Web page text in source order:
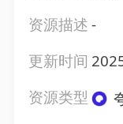
资源描述-
更新时间
资源类型